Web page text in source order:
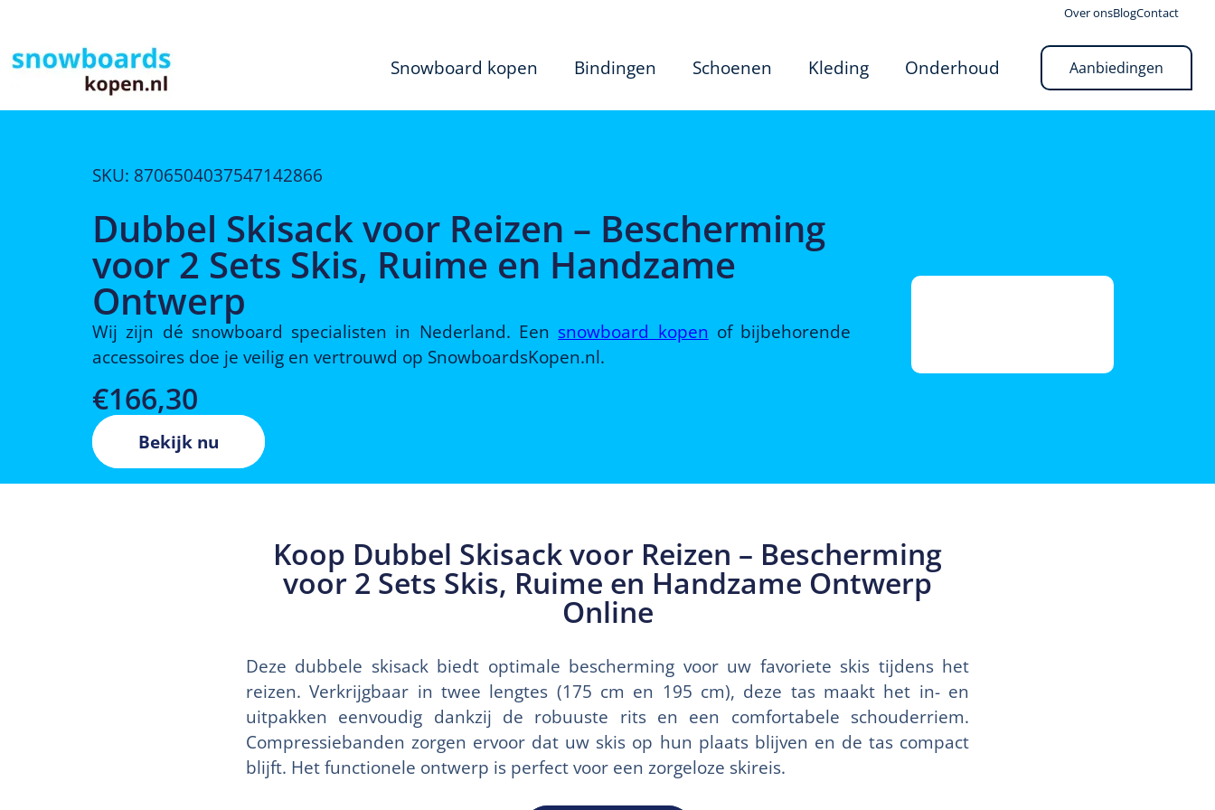
Over onsBlogContact
Snowboard kopen Bindingen Schoenen Kleding Onderhoud Aanbiedingen
SKU: 8706504037547142866
Dubbel Skisack voor Reizen – Bescherming
voor 2 Sets Skis, Ruime en Handzame
Ontwerp
Wij zijn dé snowboard specialisten in Nederland. Een snowboard kopen of bijbehorende
accessoires doe je veilig en vertrouwd op SnowboardsKopen.nl.
€166,30
Bekijk nu
Koop Dubbel Skisack voor Reizen – Bescherming
voor 2 Sets Skis, Ruime en Handzame Ontwerp
Online
Deze dubbele skisack biedt optimale bescherming voor uw favoriete skis tijdens het
reizen. Verkrijgbaar in twee lengtes (175 cm en 195 cm), deze tas maakt het in- en
uitpakken eenvoudig dankzij de robuuste rits en een comfortabele schouderriem.
Compressiebanden zorgen ervoor dat uw skis op hun plaats blijven en de tas compact
blijft. Het functionele ontwerp is perfect voor een zorgeloze skireis.